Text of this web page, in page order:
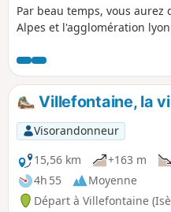
Par beau temps, vous aurez
Alpes et l'agglomération
Villefontaine, la
Visorandonneur
15,56 km
+163 m
4h 55
Moyenne
Départ à Villefontaine